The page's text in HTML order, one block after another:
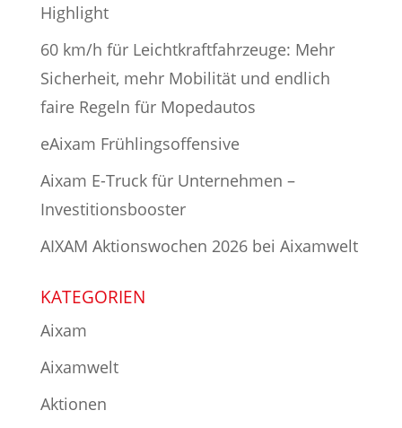
Highlight
60 km/h für Leichtkraftfahrzeuge: Mehr
Sicherheit, mehr Mobilität und endlich
faire Regeln für Mopedautos
eAixam Frühlingsoffensive
Aixam E-Truck für Unternehmen –
Investitionsbooster
AIXAM Aktionswochen 2026 bei Aixamwelt
KATEGORIEN
Aixam
Aixamwelt
Aktionen